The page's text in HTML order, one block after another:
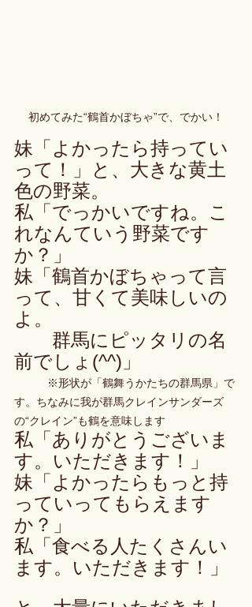
初めてみた“鶴首かぼちゃ”で、でかい！
妹「よかったら持ってい
って！」と、大きな黄土
色の野菜。
私「でっかいですね。こ
れなんていう野菜です
か？」
妹「鶴首かぼちゃって言
って、甘くて美味しいの
よ。
群馬にピッタリの名
前でしょ(^^)」
※形状が「鶴舞うかたちの群馬県」で
す。ちなみに我が群馬クレインサンダーズ
の“クレイン”も鶴を意味します
私「ありがとうございま
す。いただきます！」
妹「よかったらもっと持
っていってもらえます
か？」
私「食べる人たくさんい
ます。いただきます！」